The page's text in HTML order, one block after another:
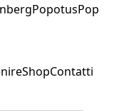
PopotusPop
ShopContatti